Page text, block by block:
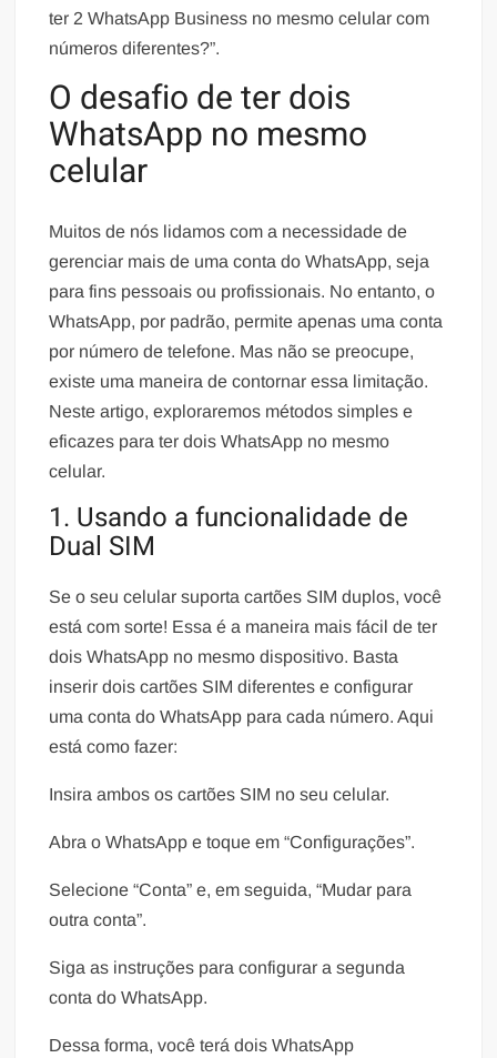
ter 2 WhatsApp Business no mesmo celular com
números diferentes?”.
O desafio de ter dois
WhatsApp no mesmo
celular
Muitos de nós lidamos com a necessidade de
gerenciar mais de uma conta do WhatsApp, seja
para fins pessoais ou profissionais. No entanto, o
WhatsApp, por padrão, permite apenas uma conta
por número de telefone. Mas não se preocupe,
existe uma maneira de contornar essa limitação.
Neste artigo, exploraremos métodos simples e
eficazes para ter dois WhatsApp no mesmo
celular.
1. Usando a funcionalidade de
Dual SIM
Se o seu celular suporta cartões SIM duplos, você
está com sorte! Essa é a maneira mais fácil de ter
dois WhatsApp no mesmo dispositivo. Basta
inserir dois cartões SIM diferentes e configurar
uma conta do WhatsApp para cada número. Aqui
está como fazer:
Insira ambos os cartões SIM no seu celular.
Abra o WhatsApp e toque em “Configurações”.
Selecione “Conta” e, em seguida, “Mudar para
outra conta”.
Siga as instruções para configurar a segunda
conta do WhatsApp.
Dessa forma, você terá dois WhatsApp